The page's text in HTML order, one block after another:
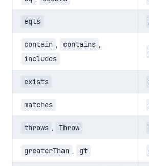
eqls
contain , contains ,
includes
exists
matches
throws , Throw
greaterThan , gt